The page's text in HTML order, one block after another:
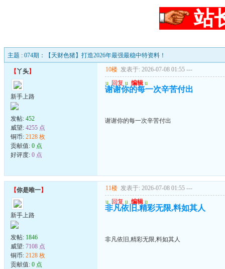
站
主题 : 074期：【天财色猪】打造2026年最强最稳中特资料！
【丫头】
新手上路
发帖: 452
威望: 4255 点
铜币: 2128 枚
贡献值: 0 点
好评度: 0 点
10楼 发表于: 2026-07-08 01:55 ---
u 回复 u 编辑 u
谢谢你的每一次辛苦付出
谢谢你的每一次辛苦付出
【你是唯一】
新手上路
发帖: 1846
威望: 7108 点
铜币: 2128 枚
贡献值: 0 点
11楼 发表于: 2026-07-08 01:55 ---
u 回复 u 编辑 u
非凡依旧,精彩无限,料如其人
非凡依旧,精彩无限,料如其人